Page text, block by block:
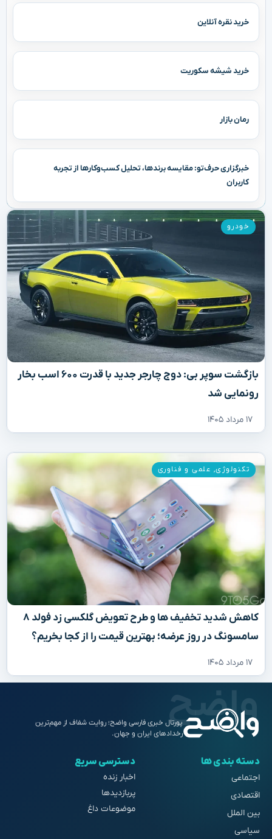
خرید نقره آنلاین
خرید شیشه سکوریت
رمان بازار
خبرگزاری حرف‌تو: مقایسه برندها، تحلیل کسب‌وکارها از تجربه
کاربران
بازگشت سوپر بی: دوج چارجر جدید با قدرت ۶۰۰ اسب بخار
رونمایی شد
۱۷ مرداد ۱۴۰۵
خودرو
کاهش شدید تخفیف‌ ها و طرح تعویض گلکسی زد فولد ۸
سامسونگ در روز عرضه؛ بهترین قیمت را از کجا بخریم؟
۱۷ مرداد ۱۴۰۵
تکنولوژی, علمی و فناوری
پورتال خبری فارسی واضح؛ روایت شفاف از مهم‌ترین
رخدادهای ایران و جهان.
دسته بندی ها
اجتماعی
اقتصادی
بین الملل
سیاسی
دسترسی سریع
اخبار زنده
پربازدیدها
موضوعات داغ